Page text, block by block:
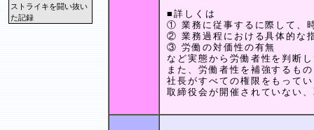
ストライキを闘い抜い
た記録
■詳しくは
① 業務に従事するに際して、
② 業務過程における具体的な
③ 労働の対価性の有無
など実態から労働者性を判断
また、労働者性を補強するも
社長がすべての権限をもって
取締役会が開催されていない